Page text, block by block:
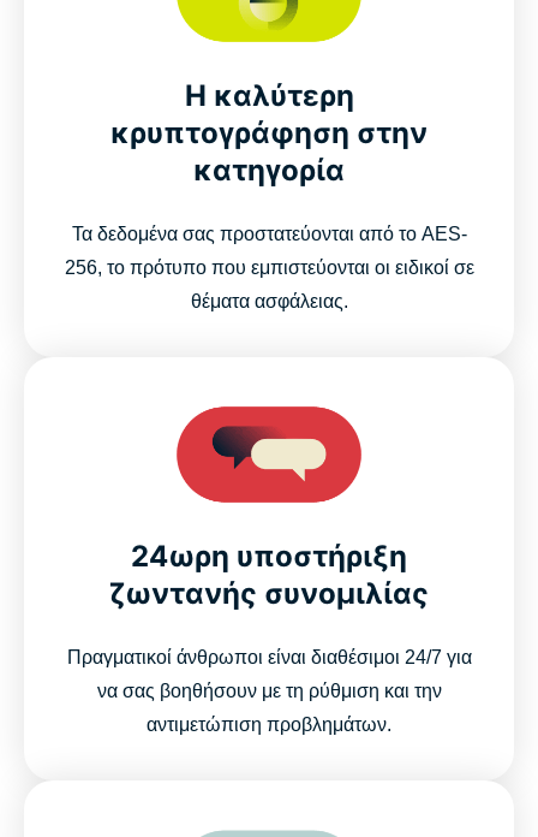
Η καλύτερη
κρυπτογράφηση στην
κατηγορία
Τα δεδομένα σας προστατεύονται από το AES-
256, το πρότυπο που εμπιστεύονται οι ειδικοί σε
θέματα ασφάλειας.
24ωρη υποστήριξη
ζωντανής συνομιλίας
Πραγματικοί άνθρωποι είναι διαθέσιμοι 24/7 για
να σας βοηθήσουν με τη ρύθμιση και την
αντιμετώπιση προβλημάτων.